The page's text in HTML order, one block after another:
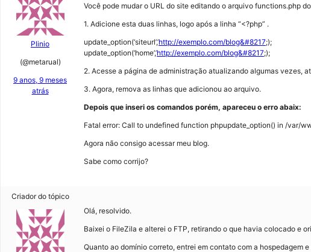
Plinio
(@metarual)
9 anos, 9 meses
atrás
Você pode mudar o URL do site editando o arquivo functions.php
1. Adicione esta duas linhas, logo após a linha “<?php” .
update_option(‘siteurl’,’http://exemplo.com/blog&#8217;);
update_option(‘home’,’http://exemplo.com/blog&#8217;);
2. Acesse a página de administração atualizando algumas vezes,
3. Agora, remova as linhas que adicionou ao arquivo.
Depois que inseri os comandos porém, apareceu o erro abaix:
Fatal error: Call to undefined function phpupdate_option() in /var/
Agora não consigo acessar meu blog.
Sabe como corrijo?
Criador do tópico
Olá, resolvido.
Baixei o FileZila e alterei o FTP, retirando o que havia colocado e
Quanto ao domínio correto, entrei em contato com a hospedagem